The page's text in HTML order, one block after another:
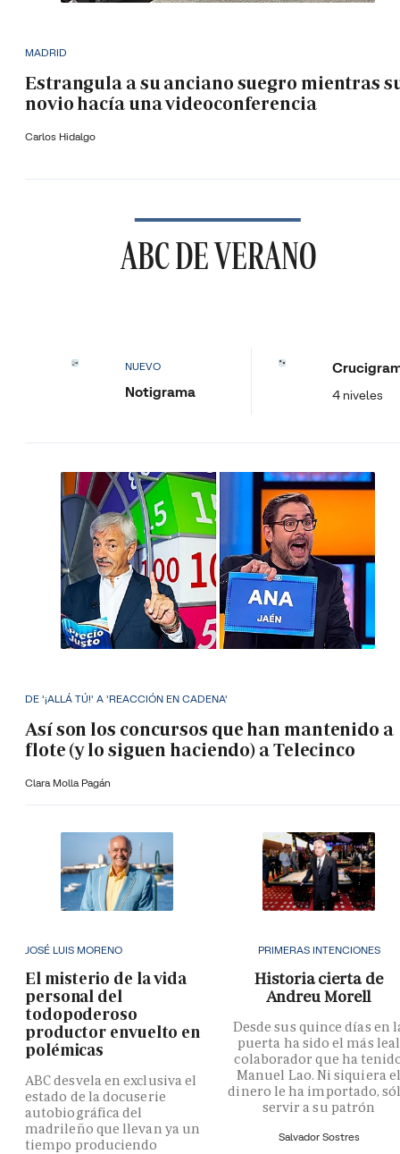
MADRID
Estrangula a su anciano suegro mientras
novio hacía una videoconferencia
Carlos Hidalgo
ABC DE VERANO
NUEVO
Notigrama 4 niveles
DE '¡ALLÁ TÚ!' A 'REACCIÓN EN CADENA'
Así son los concursos que han mantenido a
flote (y lo siguen haciendo) a Telecinco
Clara Molla Pagán
JOSÉ LUIS MORENO
El misterio de la vida
personal del
todopoderoso
productor envuelto en
polémicas
ABC desvela en exclusiva el
estado de la docuserie
autobiográfica del
madrileño que llevan ya un
tiempo produciendo
PRIMERAS INTENCIONES
Historia cierta de
Andreu Morell
Desde sus quince días en
puerta ha sido el más leal
colaborador que ha
Manuel Lao. Ni siquiera
dinero le ha importado,
servir a su patrón
Salvador Sostres